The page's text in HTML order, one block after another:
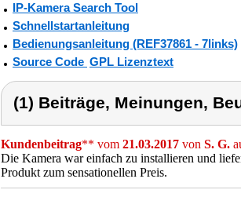
IP-Kamera Search Tool
Schnellstartanleitung
Bedienungsanleitung (REF37861 - 7links)
Source Code GPL Lizenztext
(1) Beiträge, Meinungen,
Kundenbeitrag** vom 21.03.2017 von S. G.
Die Kamera war einfach zu installieren und
Produkt zum sensationellen Preis.